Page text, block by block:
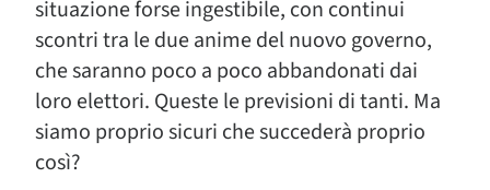
situazione forse ingestibile, con continui
scontri tra le due anime del nuovo governo,
che saranno poco a poco abbandonati dai
loro elettori. Queste le previsioni di tanti. Ma
siamo proprio sicuri che succederà proprio
così?